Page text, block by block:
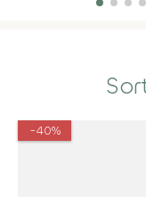
-40%